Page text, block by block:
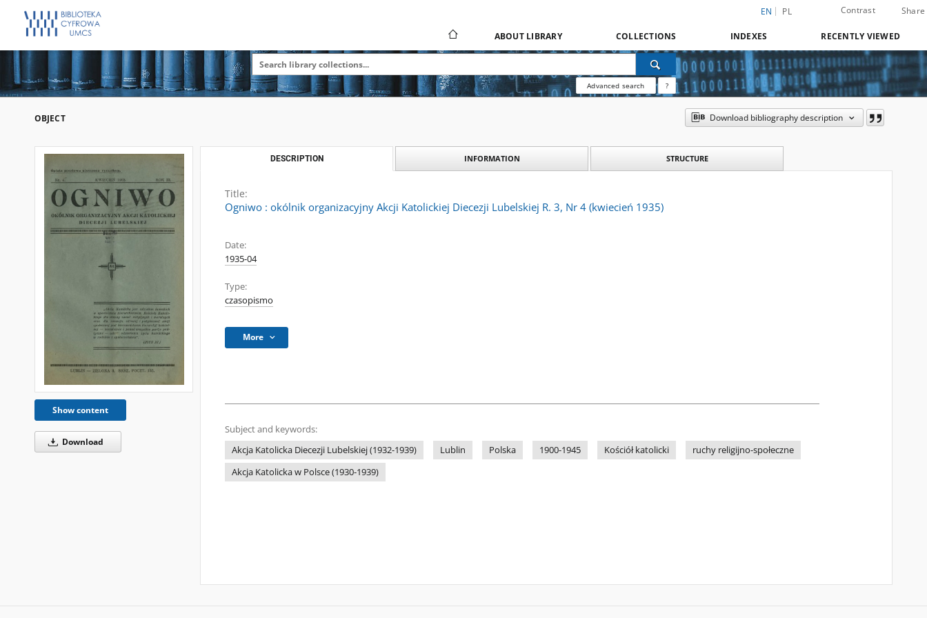
EN PL Contrast Share
ABOUT LIBRARY COLLECTIONS INDEXES RECENTLY VIEWED
Advanced search ?
OBJECT Download bibliography description
Show content
Download
DESCRIPTION INFORMATION STRUCTURE
Title:
Ogniwo : okólnik organizacyjny Akcji Katolickiej Diecezji Lubelskiej R. 3, Nr 4 (kwiecień 1935)
Date:
1935-04
Type:
czasopismo
More
Subject and keywords:
Akcja Katolicka Diecezji Lubelskiej (1932-1939)
Lublin Polska 1900-1945 Kościół katolicki
ruchy religijno-społeczne
Akcja Katolicka w Polsce (1930-1939)